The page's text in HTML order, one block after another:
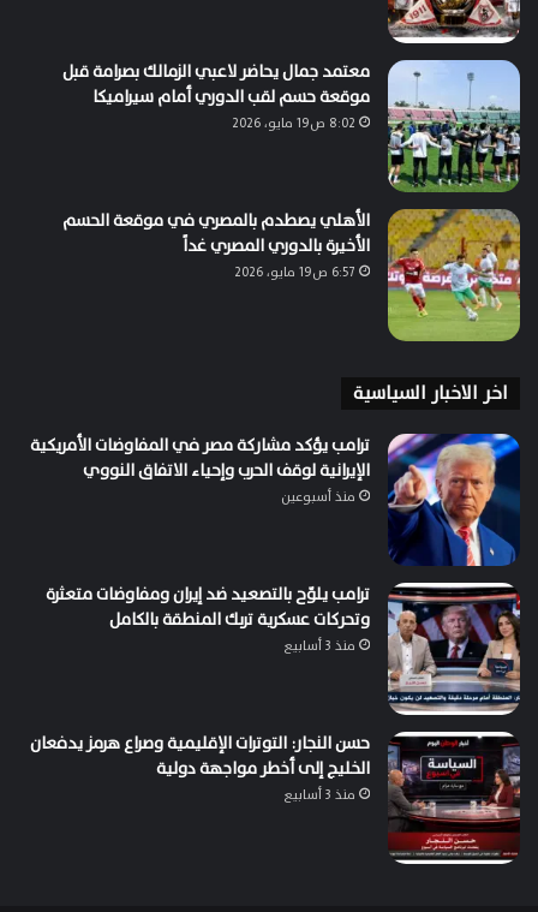
معتمد جمال يحاضر لاعبي الزمالك بصرامة قبل
موقعة حسم لقب الدوري أمام سيراميكا
8:02 ص19 مايو، 2026
الأهلي يصطدم بالمصري في موقعة الحسم
الأخيرة بالدوري المصري غداً
6:57 ص19 مايو، 2026
اخر الاخبار السياسية
ترامب يؤكد مشاركة مصر في المفاوضات الأمريكية
الإيرانية لوقف الحرب وإحياء الاتفاق النووي
منذ أسبوعين
ترامب يلوّح بالتصعيد ضد إيران ومفاوضات متعثرة
وتحركات عسكرية تربك المنطقة بالكامل
منذ 3 أسابيع
حسن النجار: التوترات الإقليمية وصراع هرمز يدفعان
الخليج إلى أخطر مواجهة دولية
منذ 3 أسابيع